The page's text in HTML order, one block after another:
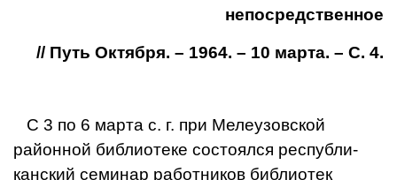
непосредственное
// Путь Октября. – 1964. – 10 марта. – С. 4.
С 3 по 6 марта с. г. при Мелеузовской
районной биб­лиотеке состоялся республи­
канский семинар работников библиотек